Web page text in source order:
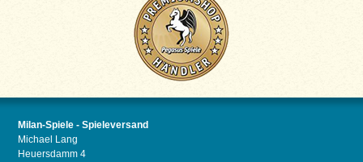
Milan-Spiele - Spieleversand
Michael Lang
Heuersdamm 4